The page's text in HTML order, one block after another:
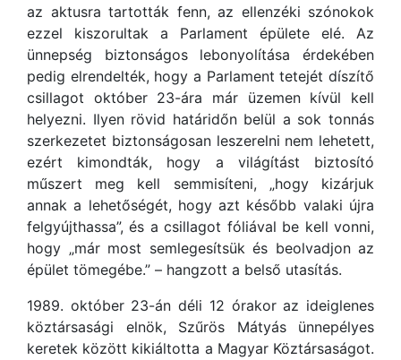
az aktusra tartották fenn, az ellenzéki szónokok
ezzel kiszorultak a Parlament épülete elé. Az
ünnepség biztonságos lebonyolítása érdekében
pedig elrendelték, hogy a Parlament tetejét díszítő
csillagot október 23-ára már üzemen kívül kell
helyezni. Ilyen rövid határidőn belül a sok tonnás
szerkezetet biztonságosan leszerelni nem lehetett,
ezért kimondták, hogy a világítást biztosító
műszert meg kell semmisíteni, „hogy kizárjuk
annak a lehetőségét, hogy azt később valaki újra
felgyújthassa”, és a csillagot fóliával be kell vonni,
hogy „már most semlegesítsük és beolvadjon az
épület tömegébe.” – hangzott a belső utasítás.
1989. október 23-án déli 12 órakor az ideiglenes
köztársasági elnök, Szűrös Mátyás ünnepélyes
keretek között kikiáltotta a Magyar Köztársaságot.